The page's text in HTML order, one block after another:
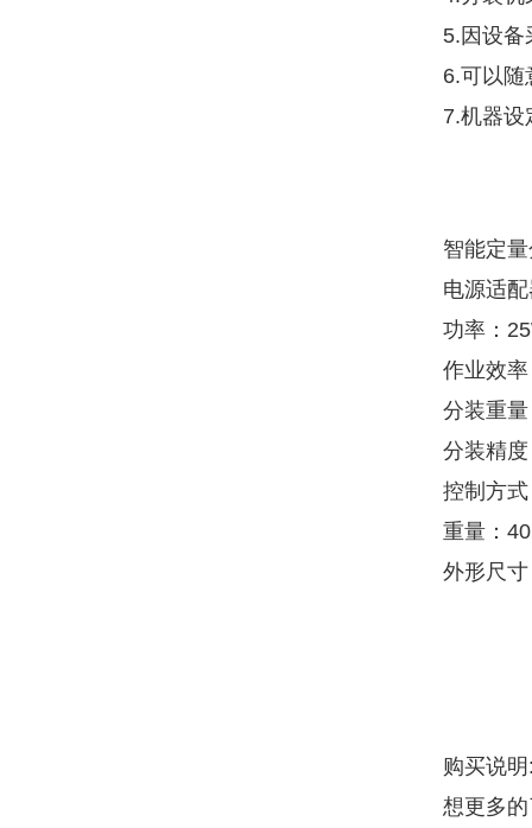
5.因设备
6.可以随
7.机器设
智能定
电源适
功率：
作业效
分装重
分装精
控制方
重量：
外形尺
购买说明
想更多